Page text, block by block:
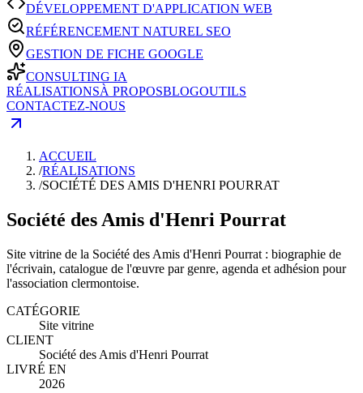
DÉVELOPPEMENT D'APPLICATION WEB
RÉFÉRENCEMENT NATUREL SEO
GESTION DE FICHE GOOGLE
CONSULTING IA
RÉALISATIONSÀ PROPOSBLOGOUTILS
CONTACTEZ-NOUS
ACCUEIL
/RÉALISATIONS
/SOCIÉTÉ DES AMIS D'HENRI POURRAT
Société des Amis d'Henri Pourrat
Site vitrine de la Société des Amis d'Henri Pourrat : biographie de
l'écrivain, catalogue de l'œuvre par genre, agenda et adhésion pour
l'association clermontoise.
CATÉGORIE
Site vitrine
CLIENT
Société des Amis d'Henri Pourrat
LIVRÉ EN
2026